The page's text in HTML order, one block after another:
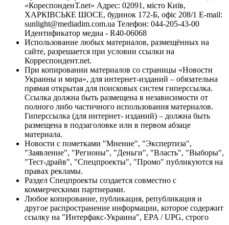
«КореспонденТ.net» Адрес: 02091, місто Київ,
ХАРКІВСЬКЕ ШОСЕ, будинок 172-Б, офіс 208/1 E-mail:
sunlight@mediadim.com.ua Телефон: 044-205-43-00
Идентификатор медиа - R40-06068
Использование любых материалов, размещённых на
сайте, разрешается при условии ссылки на
Корреспондент.net.
При копировании материалов со страницы «Новости
Украины и мира», для интернет-изданий – обязательна
прямая открытая для поисковых систем гиперссылка.
Ссылка должна быть размещена в независимости от
полного либо частичного использования материалов.
Гиперссылка (для интернет- изданий) – должна быть
размещена в подзаголовке или в первом абзаце
материала.
Новости с пометками "Мнение", "Экспертиза",
"Заявление", "Регионы", "Деньги", "Власть", "Выборы",
"Тест-драйв", "Спецпроекты", "Промо" публикуются на
правах рекламы.
Раздел Спецпроекты создается совместно с
коммерческими партнерами.
Любое копирование, публикация, републикация и
другое распространение информации, которое содержит
ссылку на "Интерфакс-Украина", EPA / UPG, строго